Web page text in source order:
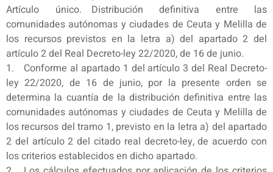
Artículo único. Distribución definitiva entre las
comunidades autónomas y ciudades de Ceuta y Melilla de
los recursos previstos en la letra a) del apartado 2 del
artículo 2 del Real Decreto-ley 22/2020, de 16 de junio.
1. Conforme al apartado 1 del artículo 3 del Real Decreto-
ley 22/2020, de 16 de junio, por la presente orden se
determina la cuantía de la distribución definitiva entre las
comunidades autónomas y ciudades de Ceuta y Melilla de
los recursos del tramo 1, previsto en la letra a) del apartado
2 del artículo 2 del citado real decreto-ley, de acuerdo con
los criterios establecidos en dicho apartado.